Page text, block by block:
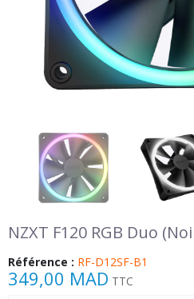
NZXT F120 RGB Duo
Référence : RF-D12SF-B1
349,00 MAD TTC